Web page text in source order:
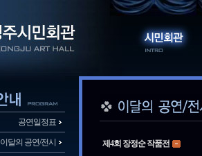
공연일정표
이달의 공연/전시 제4회 장정순 작품전